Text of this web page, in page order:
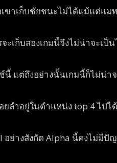
าเก็บชัยชนะไม่ได้แม้แต่แมท
ก็บสองเกมนี้จึงไม่น่าจะเป็น
แต่ถึงอย่างนั้นเกมนี้ก็ไม่น่า
ลำอยู่ในตำแหน่ง top 4 ไปไ
ย่างสังกัด Alpha นี้คงไม่มีปั